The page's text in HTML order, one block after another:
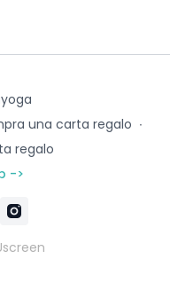
una carta regalo ∙
regalo
->